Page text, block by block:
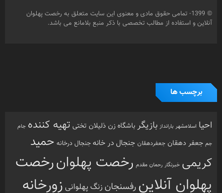
© 1399- تمامی حقوق مادی و معنوی این سایت متعلق به رخصت پهلوان
آنلاین و استفاده از مطالب تخصصی با ذکر منبع بلامانع می باشد.
برچسب ها
احیا اسلامشهر بارانداز بازیگرباشگاه زن ذلیلان تختی تهیه کننده جام
جم جعفر دهقان جعفردهقان جنجال در خانه جنجال درخانه حمید
کریمی خبرنگار رحمان مقدم رخصت پهلوانرخصت
پهلوان آنلاین رفسنجان زنگ پهلوانی زورخانه